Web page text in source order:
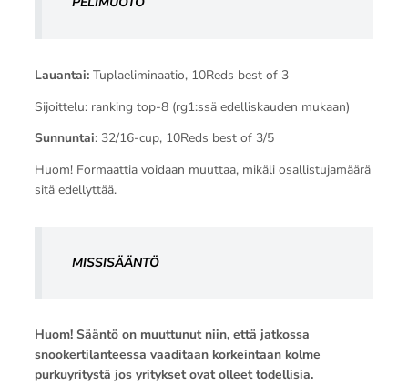
Lauantai: Tuplaeliminaatio, 10Reds best of 3
Sijoittelu: ranking top-8 (rg1:ssä edelliskauden mukaan)
Sunnuntai: 32/16-cup, 10Reds best of 3/5
Huom! Formaattia voidaan muuttaa, mikäli osallistujamäärä
sitä edellyttää.
MISSISÄÄNTÖ
Huom! Sääntö on muuttunut niin, että jatkossa
snookertilanteessa vaaditaan korkeintaan kolme
purkuyritystä jos yritykset ovat olleet todellisia.